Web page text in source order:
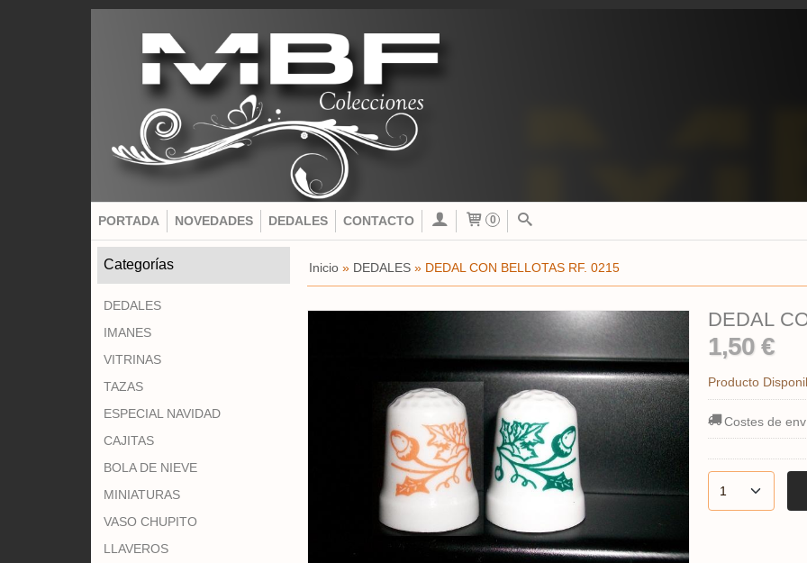
PORTADA NOVEDADES DEDALES CONTACTO 0
Categorías
DEDALES
IMANES
VITRINAS
TAZAS
ESPECIAL NAVIDAD
CAJITAS
BOLA DE NIEVE
MINIATURAS
VASO CHUPITO
LLAVEROS
Inicio» DEDALES» DEDAL CON BELLOTAS RF. 0215
DEDAL
1,50 €
Producto
Costes de